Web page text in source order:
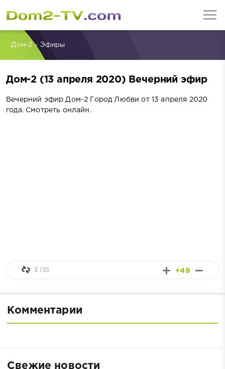
Дом-2» Эфиры
Дом-2 (13 апреля 2020) Вечерний эфир
Вечерний эфир Дом-2 Город Любви от 13 апреля 2020
года. Смотреть онлайн.
+49
3 135
Комментарии
Свежие новости